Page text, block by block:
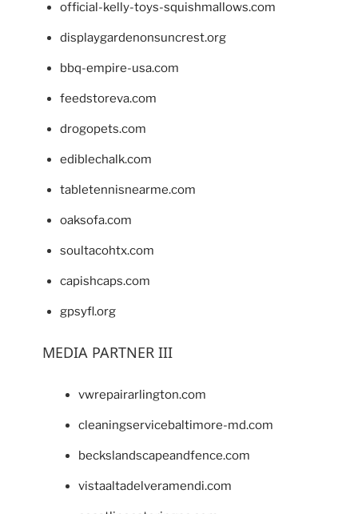
official-kelly-toys-squishmallows.com
displaygardenonsuncrest.org
bbq-empire-usa.com
feedstoreva.com
drogopets.com
ediblechalk.com
tabletennisnearme.com
oaksofa.com
soultacohtx.com
capishcaps.com
gpsyfl.org
MEDIA PARTNER III
vwrepairarlington.com
cleaningservicebaltimore-md.com
beckslandscapeandfence.com
vistaaltadelveramendi.com